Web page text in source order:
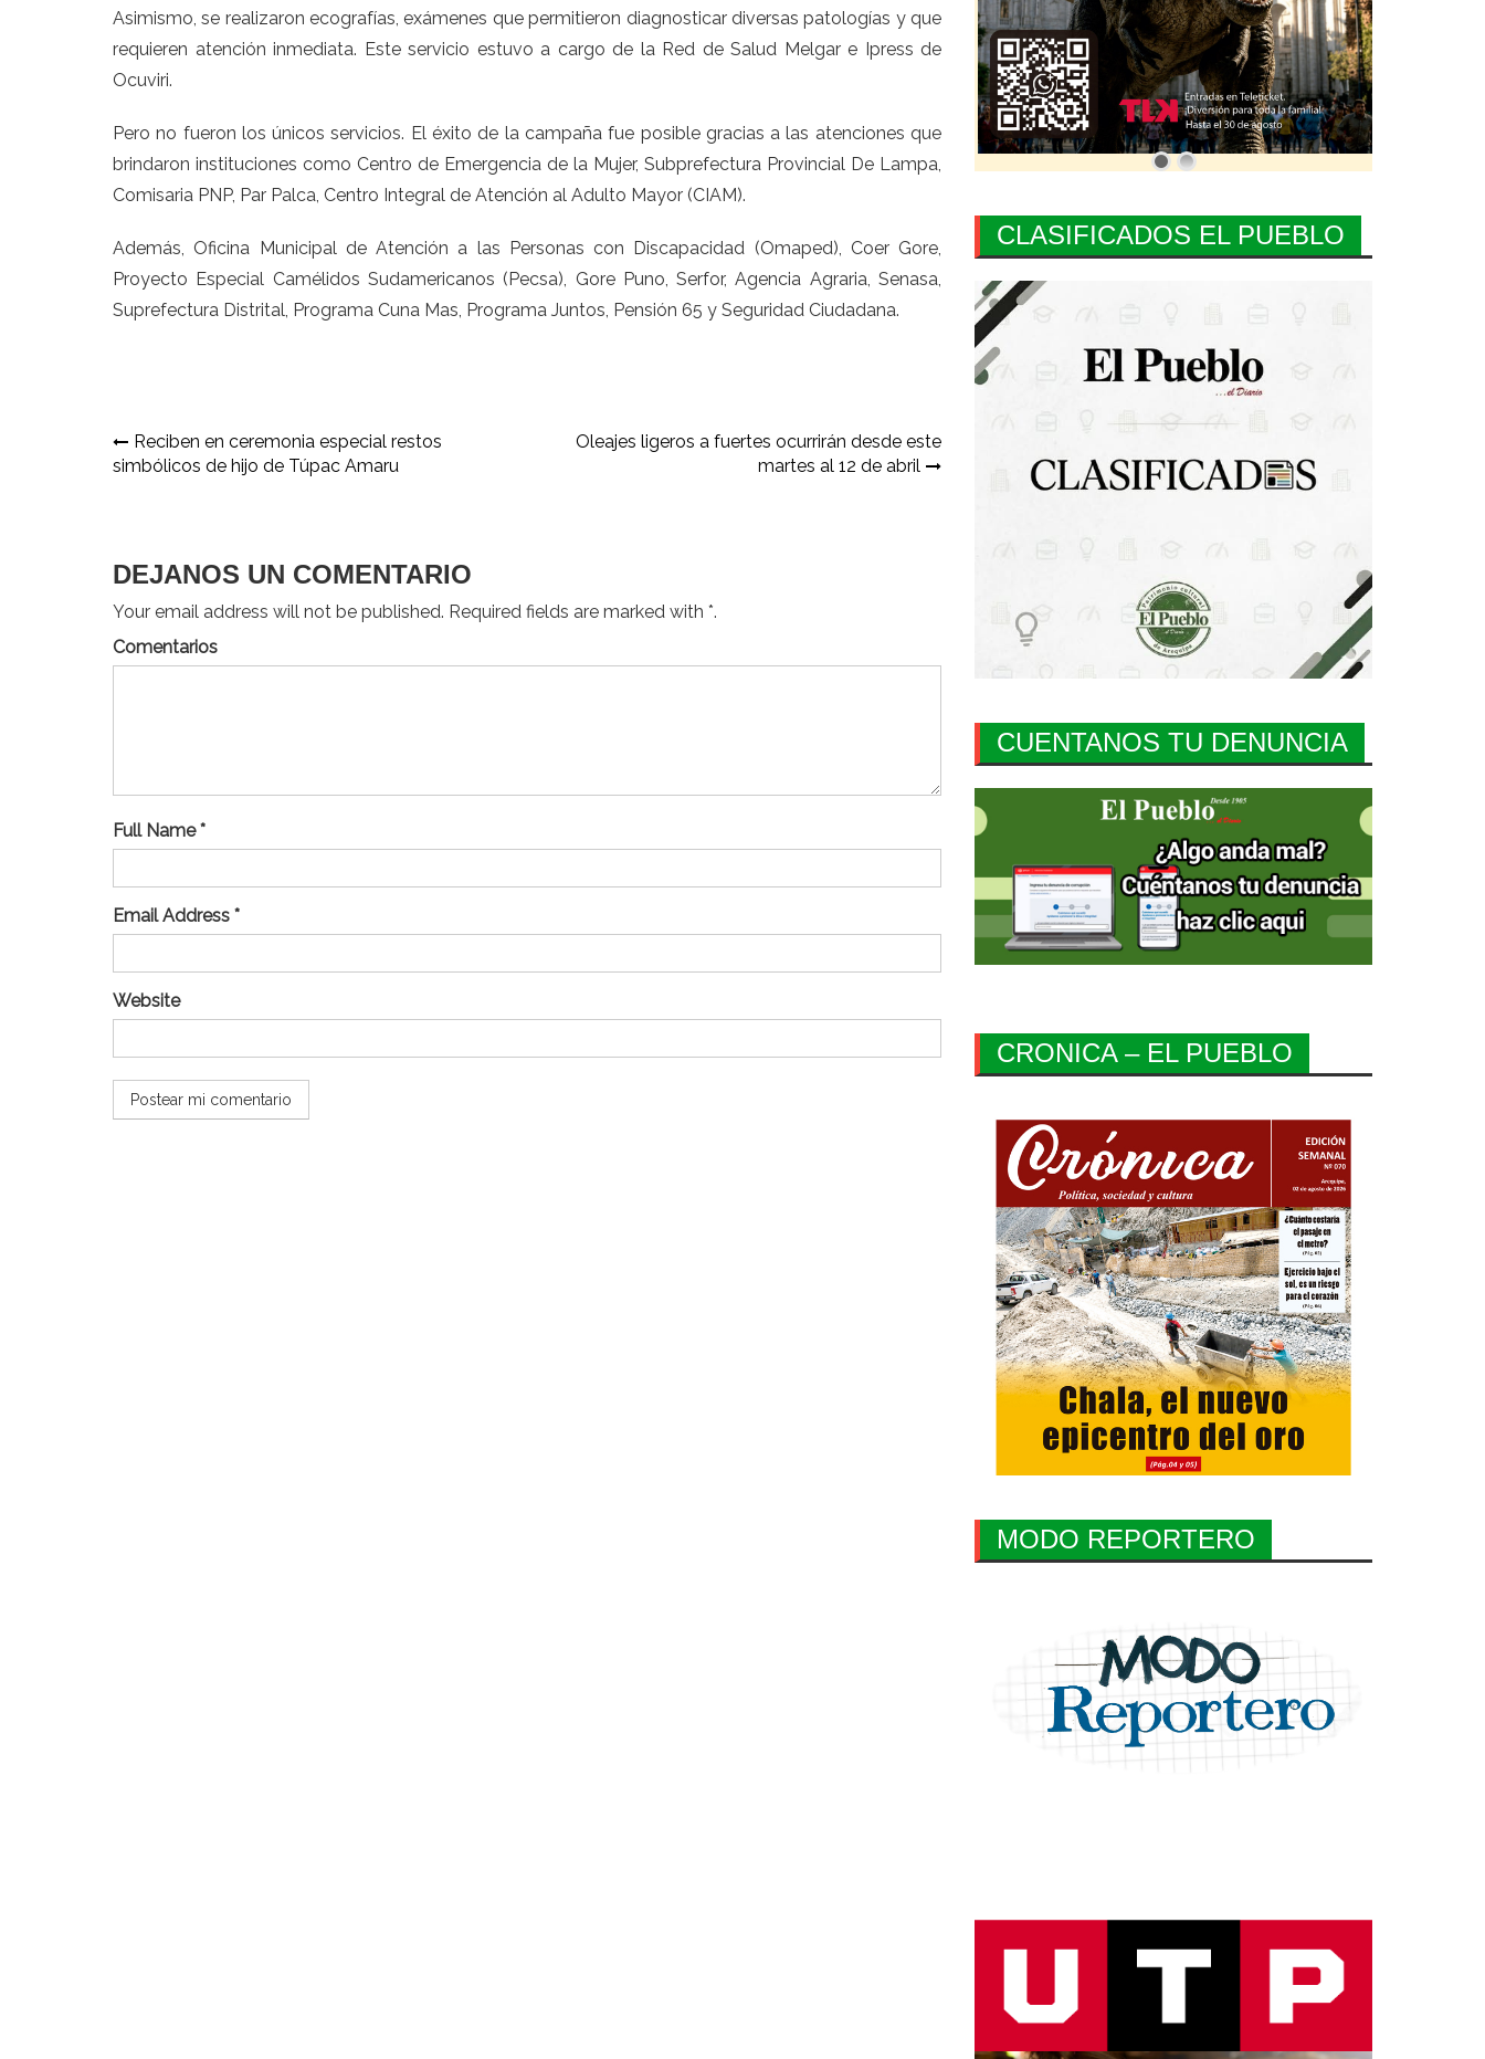
Asimismo, se realizaron ecografías, exámenes que permitieron diagnosticar diversas patologías y que
requieren atención inmediata. Este servicio estuvo a cargo de la Red de Salud Melgar e Ipress de
Ocuviri.
Pero no fueron los únicos servicios. El éxito de la campaña fue posible gracias a las atenciones que
brindaron instituciones como Centro de Emergencia de la Mujer, Subprefectura Provincial De Lampa,
Comisaria PNP, Par Palca, Centro Integral de Atención al Adulto Mayor (CIAM).
Además, Oficina Municipal de Atención a las Personas con Discapacidad (Omaped), Coer Gore,
Proyecto Especial Camélidos Sudamericanos (Pecsa), Gore Puno, Serfor, Agencia Agraria, Senasa,
Suprefectura Distrital, Programa Cuna Mas, Programa Juntos, Pensión 65 y Seguridad Ciudadana.
Navegación
de
Reciben en ceremonia especial restos
simbólicos de hijo de Túpac Amaru
Oleajes ligeros a fuertes ocurrirán desde este
martes al 12 de abril
DEJANOS UN COMENTARIO
Your email address will not be published. Required fields are marked with *.
Comentarios
Full Name *
Email Address *
Website
CLASIFICADOS EL PUEBLO
CUENTANOS TU DENUNCIA
CRONICA – EL PUEBLO
MODO REPORTERO